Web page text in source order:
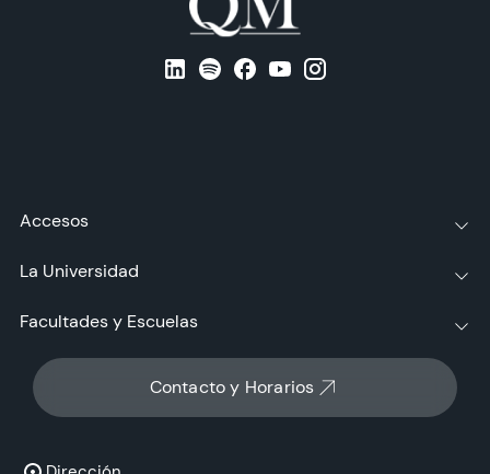
Contacto y Horarios
Accesos
La Universidad
Facultades y Escuelas